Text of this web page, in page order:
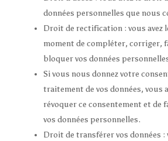
données personnelles que nous
Droit de rectification : vous avez
moment de compléter, corriger,
bloquer vos données
Si vous nous donnez votre
traitement de vos données, vous
révoquer ce consentement et de
vos données personnelles.
Droit de transférer vos données :